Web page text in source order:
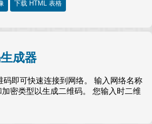
下载 HTML 表格
成器
码即可快速连接到网络。 输入网络名称
加密类型以生成二维码。 您输入时二维